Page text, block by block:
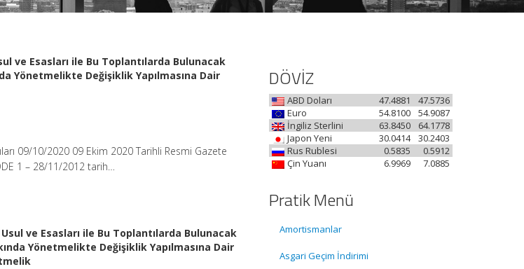
ve Esasları ile Bu Toplantılarda Bulunacak
Yönetmelikte Değişiklik Yapılmasına Dair
09/10/2020 09 Ekim 2020 Tarihli Resmi Gazete
1 – 28/11/2012 tarih…
ve Esasları ile Bu Toplantılarda Bulunacak
Yönetmelikte Değişiklik Yapılmasına Dair
DÖVİZ
ABD Doları 47.5736
47.4881
Euro
54.9087
54.8100
İngiliz Sterlini
64.1778
63.8450
Japon Yeni
30.2403
30.0414
Rus Rublesi
0.5912
0.5835
Çin Yuanı
7.0885
6.9969
Pratik Menü
Amortismanlar
Asgari Geçim İndirimi